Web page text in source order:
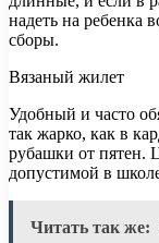
надеть на ребенка
сборы.
Вязаный жилет
Удобный и часто
так жарко, как в
рубашки от пятен.
допустимой в
Читать так же: